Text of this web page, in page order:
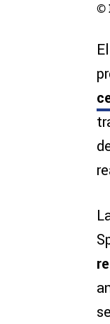
©